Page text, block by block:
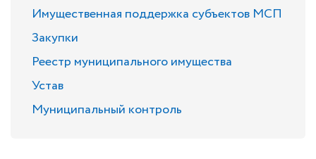
Имущественная поддержка субъектов МСП
Закупки
Реестр муниципального имущества
Устав
Муниципальный контроль